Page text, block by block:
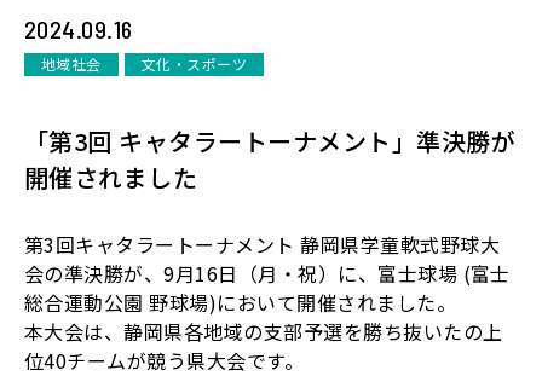
2024.09.16
地域社会 文化・スポーツ
「第3回 キャタラートーナメント」準決勝が
開催されました
第3回キャタラートーナメント 静岡県学童軟式野球大
会の準決勝が、9月16日（月・祝）に、富士球場 (富士
総合運動公園 野球場)において開催されました。
本大会は、静岡県各地域の支部予選を勝ち抜いたの上
位40チームが競う県大会です。